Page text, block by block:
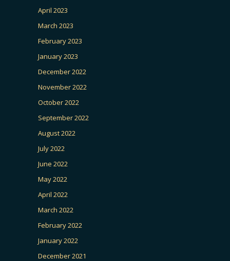
April 2023
March 2023
February 2023
January 2023
December 2022
November 2022
October 2022
September 2022
August 2022
July 2022
June 2022
May 2022
April 2022
March 2022
February 2022
January 2022
December 2021